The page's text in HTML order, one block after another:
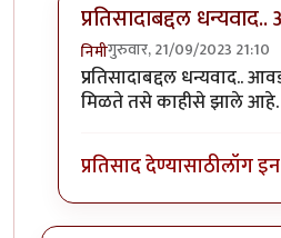
प्रतिसादाबद्दल
निमीगुरुवार, 21/09/2023 21:10
In reply toबराच मोकळा
प्रतिसादाबद्दल धन्यवाद..
मिळते तसे काहीसे झाले आहे.
प्रतिसाद देण्यासाठीलॉग